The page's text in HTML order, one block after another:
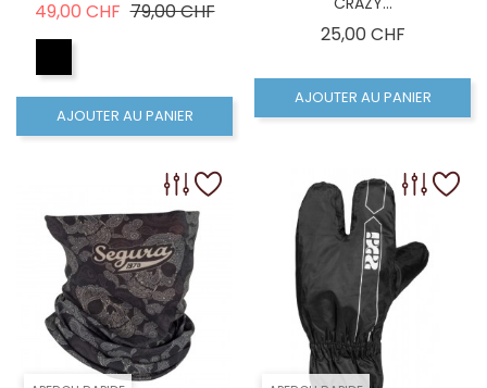
49,00 CHF Prix de base
79,00 CHFPrix
AJOUTER AU PANIER
25,00 CHFPrix
AJOUTER AU PANIER